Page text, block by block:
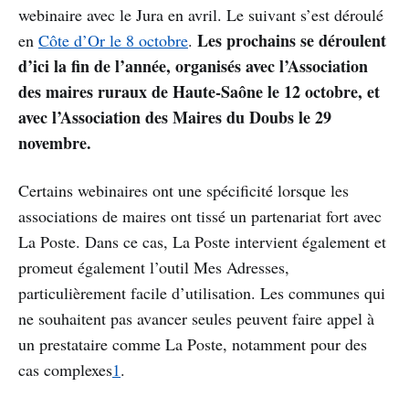
webinaire avec le Jura en avril. Le suivant s’est déroulé
en Côte d’Or le 8 octobre. Les prochains se déroulent
d’ici la fin de l’année, organisés avec l’Association
des maires ruraux de Haute-Saône le 12 octobre, et
avec l’Association des Maires du Doubs le 29
novembre.
Certains webinaires ont une spécificité lorsque les
associations de maires ont tissé un partenariat fort avec
La Poste. Dans ce cas, La Poste intervient également et
promeut également l’outil Mes Adresses,
particulièrement facile d’utilisation. Les communes qui
ne souhaitent pas avancer seules peuvent faire appel à
un prestataire comme La Poste, notamment pour des
cas complexes1.